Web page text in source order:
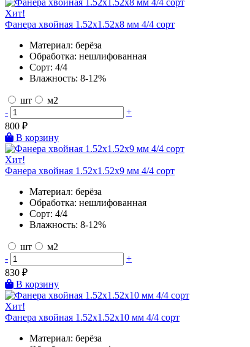
Хит!
Фанера хвойная 1.52х1.52х8 мм 4/4 сорт
Материал: берёза
Обработка: нешлифованная
Сорт: 4/4
Влажность: 8-12%
шт
м2
-
+
800 ₽
В корзину
Хит!
Фанера хвойная 1.52х1.52х9 мм 4/4 сорт
Материал: берёза
Обработка: нешлифованная
Сорт: 4/4
Влажность: 8-12%
шт
м2
-
+
830 ₽
В корзину
Хит!
Фанера хвойная 1.52х1.52х10 мм 4/4 сорт
Материал: берёза